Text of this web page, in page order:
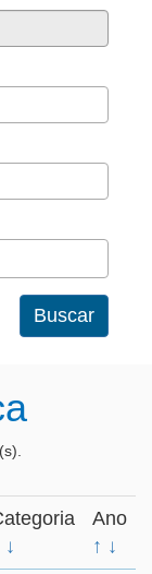
Buscar
↓
Ano
↑ ↓